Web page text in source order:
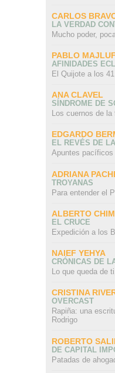
CARLOS
LA VERDAD
Mucho poder,
PABLO MAJLUF
AFINIDADES
El Quijote a los 41
ANA CLAVEL
SÍNDROME DE
Los cuernos de la
EDGARDO
EL REVÉS DE
Apuntes pacíficos
ADRIANA
TROYANAS
Para entender el
ALBERTO
EL CRUCE
Expedición a los
NAIEF YEHYA
CRÓNICAS DE
Lo que queda de
CRISTINA
OVERCAST
Rapiña: una
Rodrigo
ROBERTO
DE CAPITAL
Patadas de